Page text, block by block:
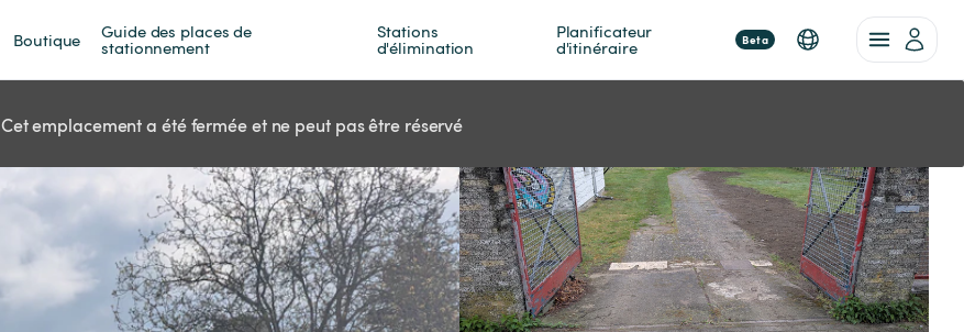
Boutique Guide des places de
stationnement
Stations
d'élimination
Planificateur
d'itinéraire Beta
Cet emplacement a été fermée et ne peut pas être réservé